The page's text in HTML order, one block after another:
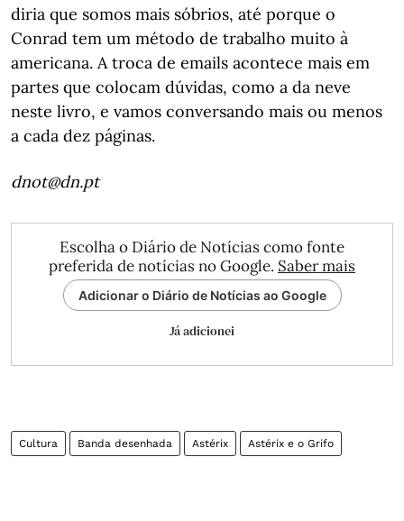
diria que somos mais sóbrios, até porque o
Conrad tem um método de trabalho muito à
americana. A troca de emails acontece mais em
partes que colocam dúvidas, como a da neve
neste livro, e vamos conversando mais ou menos
a cada dez páginas.
dnot@dn.pt
Escolha o Diário de Notícias como fonte
preferida de notícias no Google. Saber mais
Adicionar o Diário de Notícias ao Google
Já adicionei
Cultura Banda desenhada Astérix Astérix e o Grifo